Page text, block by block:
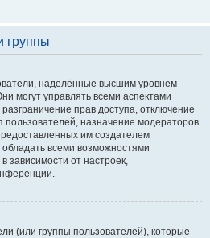
группы
наделённые высшим уровнем
могут управлять всеми аспектами
прав доступа, отключение
пользователей, назначение модераторов
им создателем
всеми возможностями
зависимости от настроек,
(или группы пользователей), которые